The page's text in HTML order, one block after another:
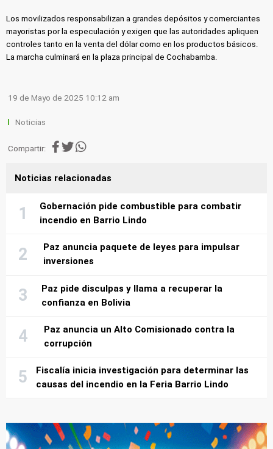
Los movilizados responsabilizan a grandes depósitos y comerciantes
mayoristas por la especulación y exigen que las autoridades apliquen
controles tanto en la venta del dólar como en los productos básicos.
La marcha culminará en la plaza principal de Cochabamba.
19 de Mayo de 2025 10:12 am
Noticias
Compartir:
Noticias relacionadas
Gobernación pide combustible para combatir
incendio en Barrio Lindo
Paz anuncia paquete de leyes para impulsar
inversiones
Paz pide disculpas y llama a recuperar la
confianza en Bolivia
Paz anuncia un Alto Comisionado contra la
corrupción
Fiscalía inicia investigación para determinar las
causas del incendio en la Feria Barrio Lindo